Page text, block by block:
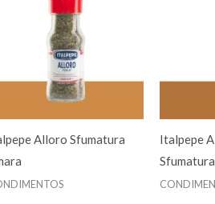
Alloro Sfumatura
Italpepe